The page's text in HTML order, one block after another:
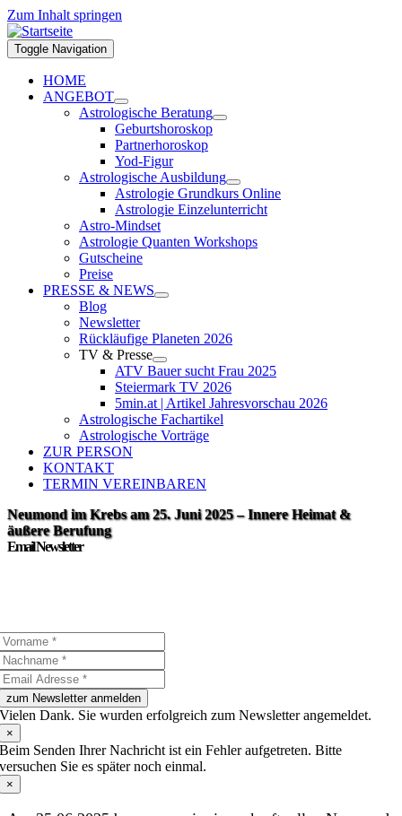
Zum Inhalt springen
Toggle Navigation
HOME
ANGEBOT
Astrologische Beratung
Geburtshoroskop
Partnerhoroskop
Yod-Figur
Astrologische Ausbildung
Astrologie Grundkurs Online
Astrologie Einzelunterricht
Astro-Mindset
Astrologie Quanten Workshops
Gutscheine
Preise
PRESSE & NEWS
Blog
Newsletter
Rückläufige Planeten 2026
TV & Presse
ATV Bauer sucht Frau 2025
Steiermark TV 2026
5min.at | Artikel Jahresvorschau 2026
Astrologische Fachartikel
Astrologische Vorträge
ZUR PERSON
KONTAKT
TERMIN VEREINBAREN
Neumond im Krebs am 25. Juni 2025 – Innere Heimat &
äußere Berufung
Email Newsletter
zum Newsletter anmelden
Vielen Dank. Sie wurden erfolgreich zum Newsletter angemeldet.
×
Beim Senden Ihrer Nachricht ist ein Fehler aufgetreten. Bitte
versuchen Sie es später noch einmal.
×